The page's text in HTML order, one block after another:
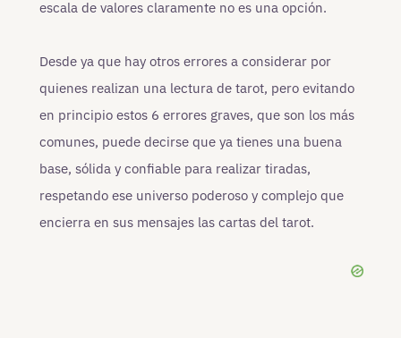
escala de valores claramente no es una opción.
Desde ya que hay otros errores a considerar por
quienes realizan una lectura de tarot, pero evitando
en principio estos 6 errores graves, que son los más
comunes, puede decirse que ya tienes una buena
base, sólida y confiable para realizar tiradas,
respetando ese universo poderoso y complejo que
encierra en sus mensajes las cartas del tarot.